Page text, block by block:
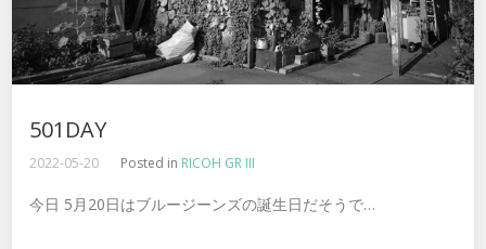
501DAY
2022-05-20 Posted in RICOH GR III
今日 5月20日はブルージーンズの誕生日だそうで…